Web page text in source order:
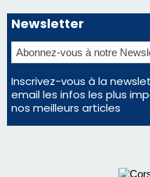
Régie publicitaire
Mentions légales
Nous contacter